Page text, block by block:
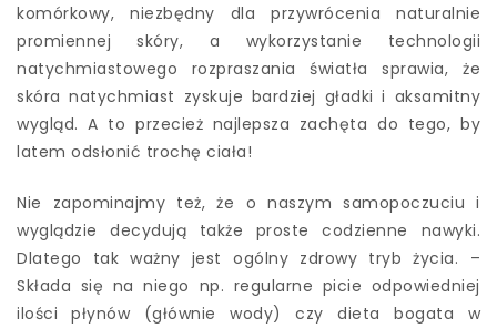
komórkowy, niezbędny dla przywrócenia naturalnie
promiennej skóry, a wykorzystanie technologii
natychmiastowego rozpraszania światła sprawia, że
skóra natychmiast zyskuje bardziej gładki i aksamitny
wygląd. A to przecież najlepsza zachęta do tego, by
latem odsłonić trochę ciała!
Nie zapominajmy też, że o naszym samopoczuciu i
wyglądzie decydują także proste codzienne nawyki.
Dlatego tak ważny jest ogólny zdrowy tryb życia. –
Składa się na niego np. regularne picie odpowiedniej
ilości płynów (głównie wody) czy dieta bogata w